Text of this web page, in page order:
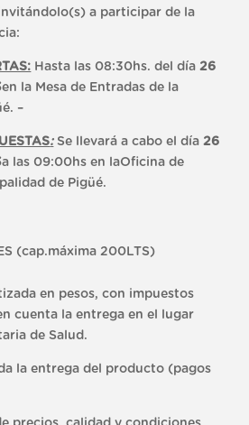
a participar de la
Hasta las 08:30hs. del día26
en la Mesa de Entradas de la
–
:Se llevará a cabo el día26
a las 09:00hs en laOficina de
de Pigüé.
(cap.máxima 200LTS)
en pesos, con impuestos
cuenta la entrega en el lugar
de Salud.
la entrega del producto (pagos